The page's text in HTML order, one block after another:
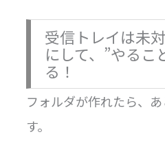
受信トレイは未
にして、”やるこ
る！
フォルダが作れたら、
す。